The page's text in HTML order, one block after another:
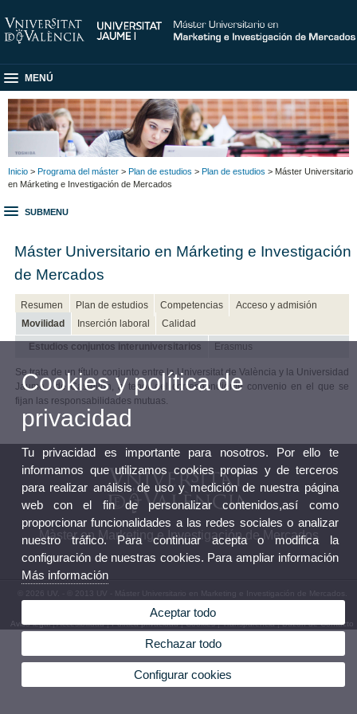
MENÚ
Inicio > Programa del máster > Plan de estudios > Plan de estudios > Máster Universitario
en Márketing e Investigación de Mercados
SUBMENU
Máster Universitario en Márketing e Investigación
de Mercados
Resumen Plan de estudios Competencias
Acceso y admisión
Movilidad
Inserción laboral Calidad
Estudios conjuntos interuniversitarios Erasmus
Se trata de un título conjunto entre la Universitat de València y la Universidad
Jaume I de Castellón, a tenor del correspondiente convenio en el que se
fijan las responsabilidades mutuas.
Màster en Marketing e Investigación de Mercados
© 2026 UV. - © 2013 UV - Máster Universitario en Marketing e Investigación de Mercados.
Aviso legal|Accesibilidad|Política privacidad|Cookies|Transparencia|Buzón de Contacto
Cookies y política de
privacidad
Tu privacidad es importante para nosotros. Por ello te
informamos que utilizamos cookies propias y de terceros
para realizar análisis de uso y medición de nuestra página
web con el fin de personalizar contenidos,así como
proporcionar funcionalidades a las redes sociales o analizar
nuestro tráfico. Para continuar acepta o modifica la
configuración de nuestras cookies. Para ampliar información
Más información
Aceptar todo
Rechazar todo
Configurar cookies